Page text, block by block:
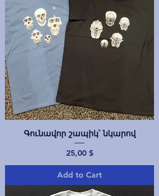
Գունավոր շապիկ՝ նկարով
Price
25,00 $
Add to Cart